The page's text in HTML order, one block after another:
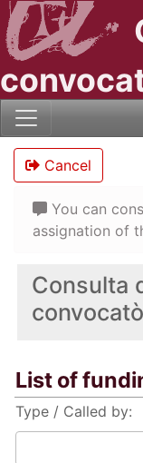
Consulta
List of
Type / Called by:
Cancel
You can
assignation of